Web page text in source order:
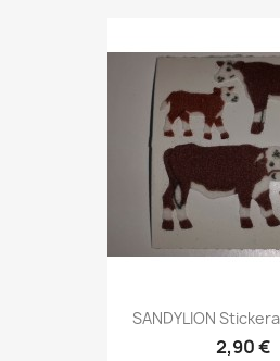
SANDYLION
2,90 €